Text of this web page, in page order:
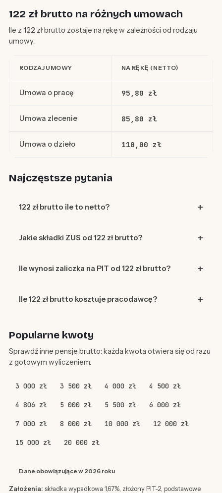
122 zł brutto na różnych umowach
Ile z 122 zł brutto zostaje na rękę w zależności od rodzaju
umowy.
RODZAJ UMOWY NA RĘKĘ (NETTO)
Umowa o pracę 95,80 zł
Umowa zlecenie 85,80 zł
Umowa o dzieło 110,00 zł
Najczęstsze pytania
122 zł brutto ile to netto?
Jakie składki ZUS od 122 zł brutto?
Ile wynosi zaliczka na PIT od 122 zł brutto?
Ile 122 zł brutto kosztuje pracodawcę?
Popularne kwoty
Sprawdź inne pensje brutto: każda kwota otwiera się od razu
z gotowym wyliczeniem.
3 000 zł 3 500 zł 4 000 zł 4 500 zł
4 806 zł 5 000 zł 5 500 zł 6 000 zł
7 000 zł 8 000 zł 10 000 zł 12 000 zł
15 000 zł 20 000 zł
Dane obowiązujące w 2026 roku
Założenia: składka wypadkowa 1,67%, złożony PIT-2, podstawowe